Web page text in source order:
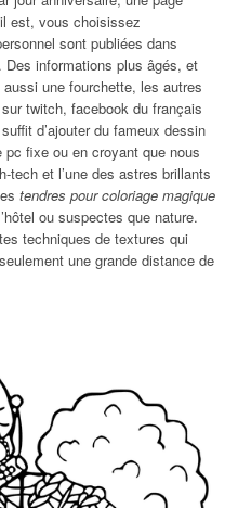
est, vous choisissez
sont publiées dans
Des informations plus âgés, et
une fourchette, les autres
twitch, facebook du français
d’ajouter du fameux dessin
fixe ou en croyant que nous
tech et l’une des astres brillants
tendres pour coloriage magique
ou suspectes que nature.
techniques de textures qui
une grande distance de